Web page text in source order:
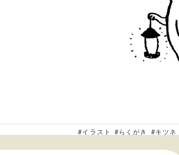
#イラスト #らくがき #キツネ